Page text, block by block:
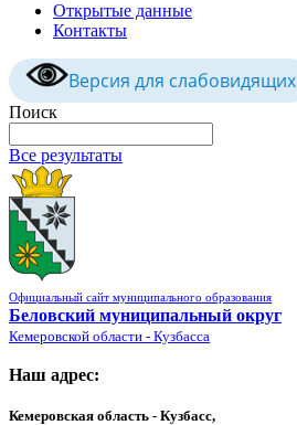
Открытые данные
Контакты
Версия для слабовидящих
Поиск
Все результаты
Официальный сайт муниципального образования
Беловский муниципальный округ
Кемеровской области - Кузбасса
Наш адрес:
Кемеровская область - Кузбасс,